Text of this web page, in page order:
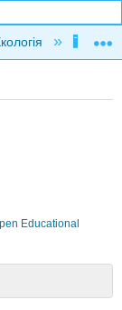
Educational